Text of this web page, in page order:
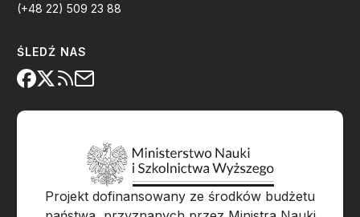
(+48 22) 509 23 88
ŚLEDŹ NAS
Projekt dofinansowany ze środków budżetu